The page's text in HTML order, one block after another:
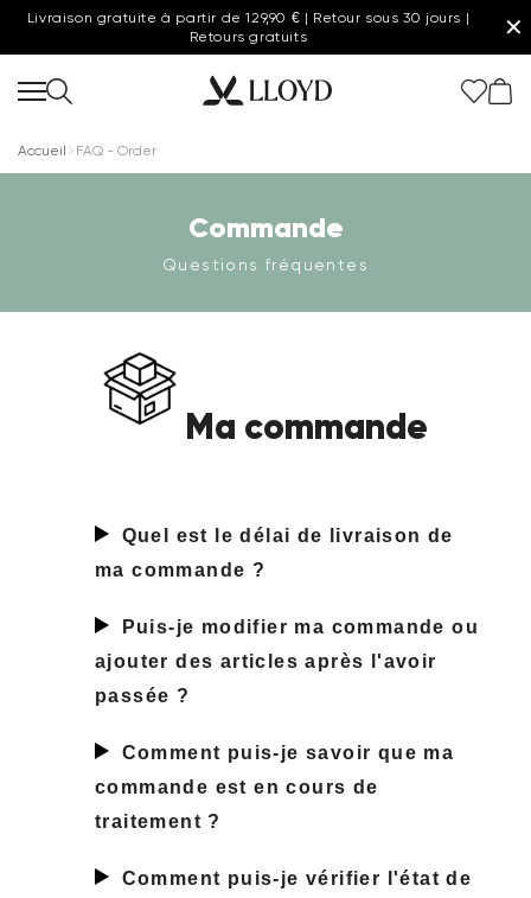
Livraison gratuite à partir de 129,90 € | Retour sous 30 jours |
Retours gratuits
✕
Vacation Shop
Accessoires
Collections
Inspiration
Entretien & Accessoires
Accueil FAQ - Order
Commande
Questions fréquentes
Ma commande
Quel est le délai de livraison de
ma commande ?
Puis-je modifier ma commande ou
ajouter des articles après l'avoir
passée ?
Comment puis-je savoir que ma
commande est en cours de
traitement ?
Comment puis-je vérifier l'état de